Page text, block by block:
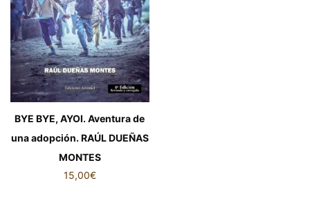
BYE BYE, AYOI. Aventura de
una adopción. RAÚL DUEÑAS
MONTES
15,00€